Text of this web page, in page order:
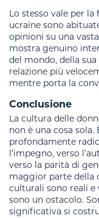
Lo stesso vale per
ucraine sono
opinioni su una
mostra genuino
del mondo, della
relazione più
mentre porta la
Conclusione
La cultura delle
non è una cosa
profondamente
l’impegno, verso
verso la parità di
maggior parte della
culturali sono reali e
sono un ostacolo.
significativa si